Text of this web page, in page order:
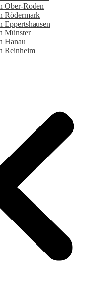
Ober-Roden
Rödermark
Eppertshausen
Münster
Hanau
Reinheim